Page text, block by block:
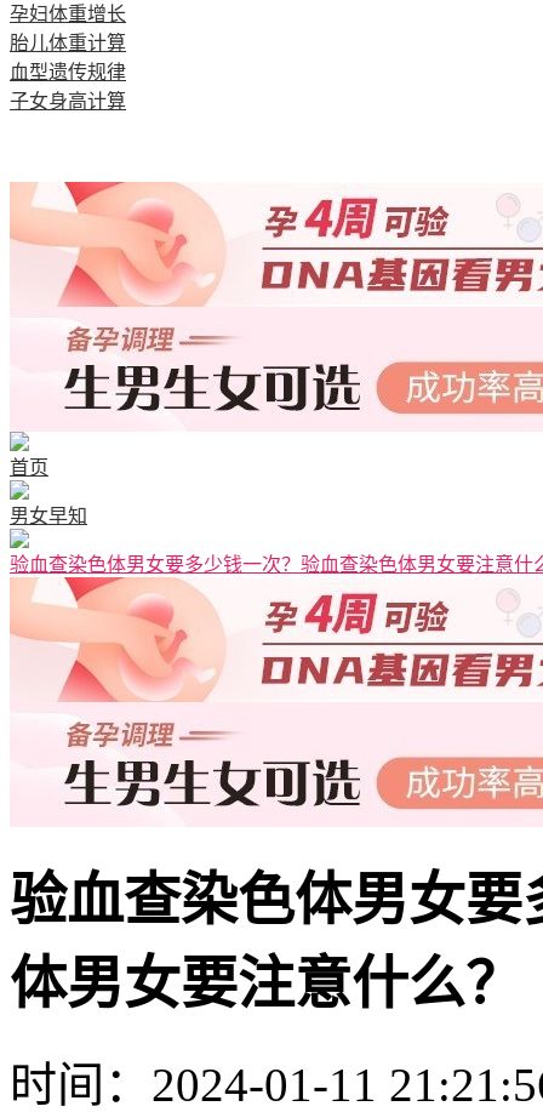
孕妇体重增长
胎儿体重计算
血型遗传规律
子女身高计算
首页
男女早知
验血查染色体男女要多少钱一次？验血查染色体男女要注意什
验血查染色体男女
体男女要注意什么？
时间：2024-01-11